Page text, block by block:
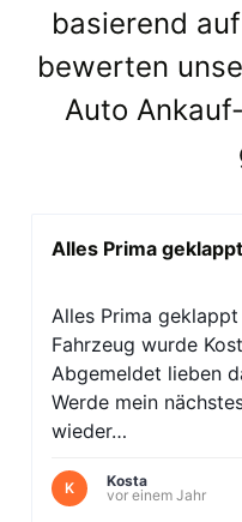
basierend auf
bewerten
Auto
Alles Prima
Alles Prima
Fahrzeug wurde
Abgemeldet lieben
Werde mein
wieder…
K
Kosta
vor einem Jahr